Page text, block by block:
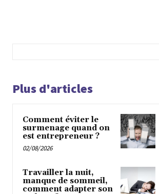
Plus d'articles
Comment éviter le
surmenage quand on
est entrepreneur ?
02/08/2026
Travailler la nuit,
manque de sommeil,
comment adapter son